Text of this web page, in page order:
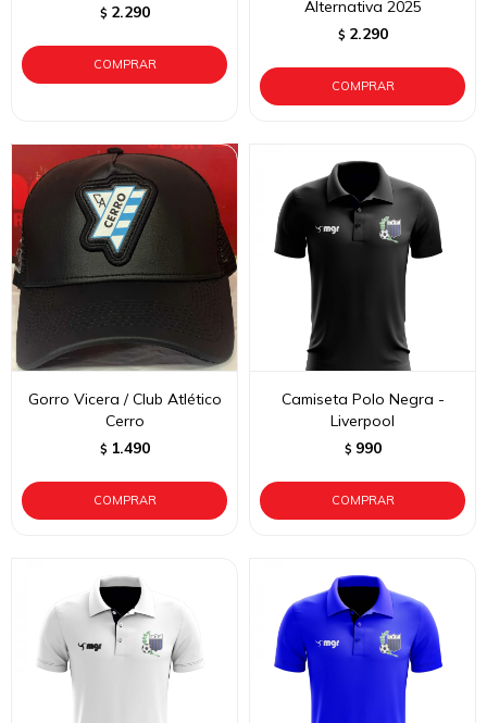
$ 2.290 Alternativa 2025
$ 2.290
Gorro Vicera / Club Atlético
Cerro
$ 1.490
Camiseta Polo Negra -
Liverpool
$ 990